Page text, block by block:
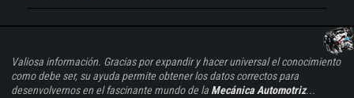
Valiosa información. Gracias por expandir y hacer universal el conocimiento
como debe ser, su ayuda permite obtener los datos correctos para
desenvolvernos en el fascinante mundo de la Mecánica Automotriz...